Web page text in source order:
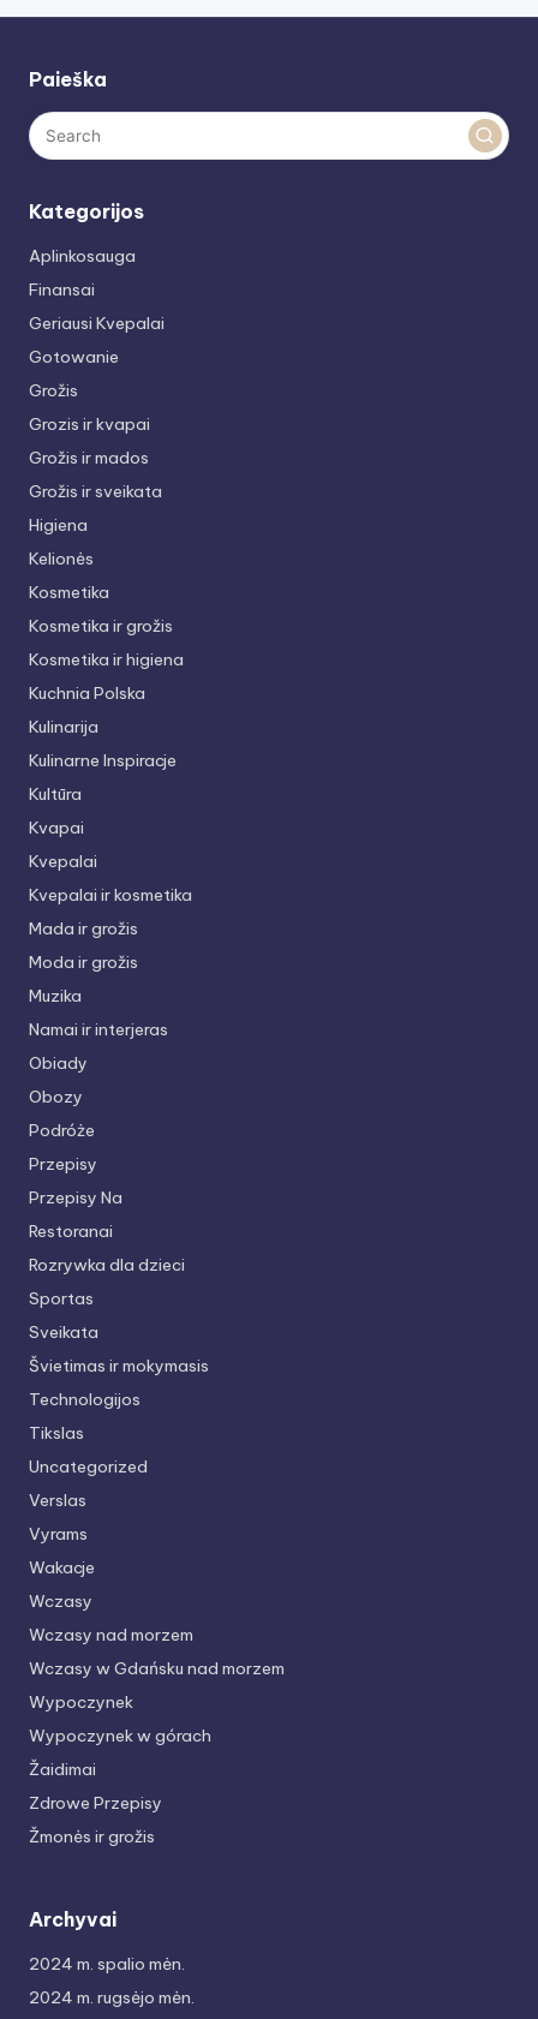
Paieška
Kategorijos
Aplinkosauga
Finansai
Geriausi Kvepalai
Gotowanie
Grožis
Grozis ir kvapai
Grožis ir mados
Grožis ir sveikata
Higiena
Kelionės
Kosmetika
Kosmetika ir grožis
Kosmetika ir higiena
Kuchnia Polska
Kulinarija
Kulinarne Inspiracje
Kultūra
Kvapai
Kvepalai
Kvepalai ir kosmetika
Mada ir grožis
Moda ir grožis
Muzika
Namai ir interjeras
Obiady
Obozy
Podróże
Przepisy
Przepisy Na
Restoranai
Rozrywka dla dzieci
Sportas
Sveikata
Švietimas ir mokymasis
Technologijos
Tikslas
Uncategorized
Verslas
Vyrams
Wakacje
Wczasy
Wczasy nad morzem
Wczasy w Gdańsku nad morzem
Wypoczynek
Wypoczynek w górach
Žaidimai
Zdrowe Przepisy
Žmonės ir grožis
Archyvai
2024 m. spalio mėn.
2024 m. rugsėjo mėn.